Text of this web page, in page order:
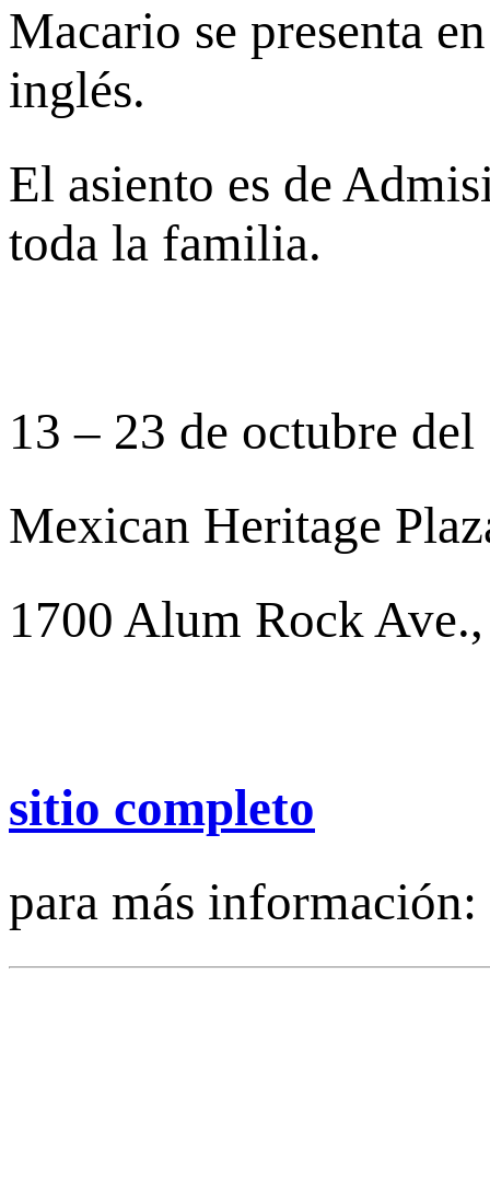
Macario se presenta
inglés.
El asiento es de
toda la familia.
13 – 23 de octubre del
Mexican Heritage
1700 Alum Rock
sitio completo
para más